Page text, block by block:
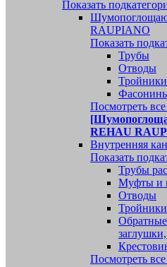
Показать
RAUPIANO
Показать
Трубы
Отводы
Тройники
Посмотреть
REHAU
Внутренняя
Показать
Трубы
Муфты и
Отводы
Тройники
Посмотреть